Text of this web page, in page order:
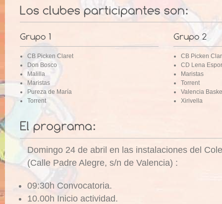
CB Picken Claret
Don Bosco
Malilla
Maristas
Pureza de María
Torrent
CB Picken
CD Lena
Maristas
Torrent
Valencia
Xirivella
Domingo 24 de abril en las instalaciones del
(Calle Padre Alegre, s/n de Valencia) :
09:30h Convocatoria.
10.00h Inicio actividad.